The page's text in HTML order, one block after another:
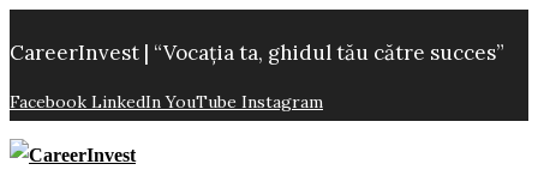
CareerInvest | “Vocația ta, ghidul tău către succes”
Facebook LinkedInYouTube Instagram